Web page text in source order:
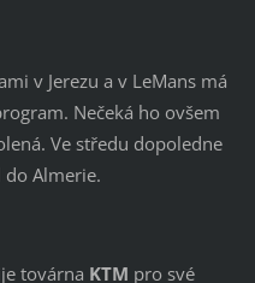
v Jerezu a v LeMans má
Nečeká ho ovšem
Ve středu dopoledne
do Almerie.
továrna KTM pro své